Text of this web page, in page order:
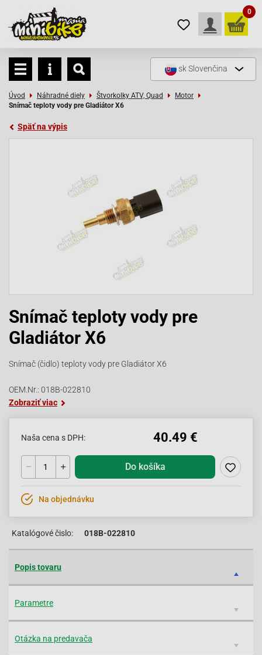
0
skSlovenčina
Úvod Náhradné diely Štvorkolky ATV, Quad
Motor
Snímač teploty vody pre Gladiátor X6
Späť na výpis
Snímač teploty vody pre
Gladiátor X6
Snímač (čidlo) teploty vody pre Gladiátor X6
OEM.Nr.: 018B-022810
Zobraziť viac
Naša cena s DPH: 40.49 €
Do košíka
Na objednávku
Katalógové čislo: 018B-022810
Popis tovaru
Parametre
Otázka na predavača